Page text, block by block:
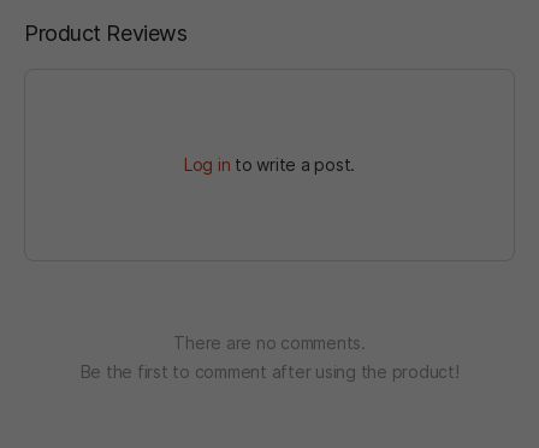
Product Reviews
Log in to write a post.
There are no comments.
Be the first to comment after using the product!